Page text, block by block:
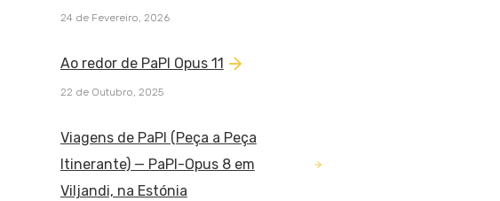
24 de Fevereiro, 2026
Ao redor de PaPI Opus 11
22 de Outubro, 2025
Viagens de PaPI (Peça a Peça
Itinerante) — PaPI-Opus 8 em
Viljandi, na Estónia